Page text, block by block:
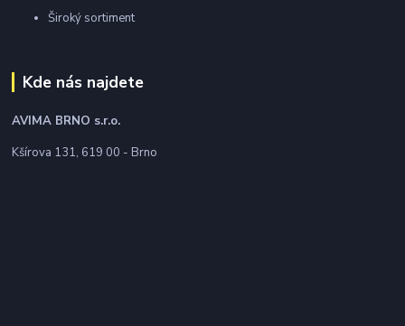
Široký sortiment
Kde nás najdete
AVIMA BRNO s.r.o.
Kšírova 131, 619 00 - Brno